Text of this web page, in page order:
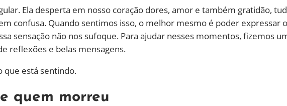
Ela desperta em nosso coração dores, amor e também gratidão,
confusa. Quando sentimos isso, o melhor mesmo é poder expressar o
sensação não nos sufoque. Para ajudar nesses momentos, fizemos
reflexões e belas mensagens.
que está sentindo.
quem morreu